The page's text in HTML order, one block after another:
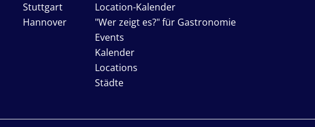
Stuttgart
Hannover
Location-Kalender
"Wer zeigt es?" für Gastronomie
Events
Kalender
Locations
Städte